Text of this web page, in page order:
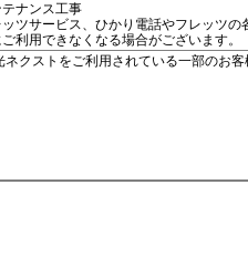
ナンス工事
ツサービス、ひかり電話やフレッツの
利用できなくなる場合がございます。
クストをご利用されている一部のお客